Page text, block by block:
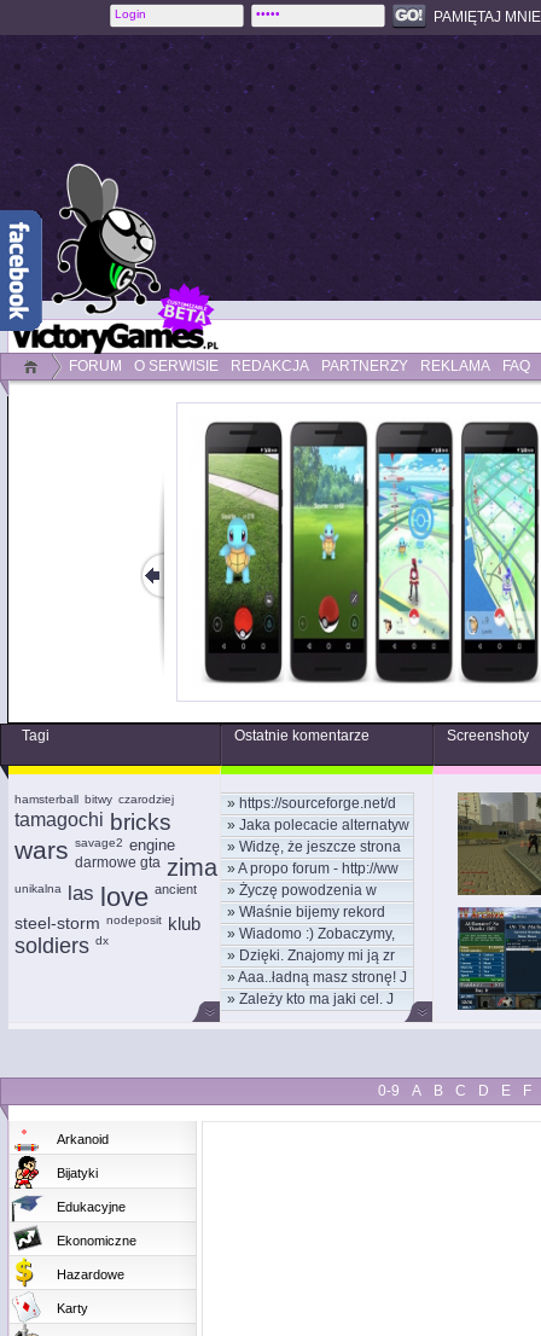
PAMIĘTAJ
FORUM O SERWISIE REDAKCJA PARTNERZY REKLAMA FAQ
Tagi Ostatnie komentarze Screenshoty
hamsterball bitwy czarodziej
tamagochi bricks
wars savage2 engine
darmowe gta zima
unikalna las love ancient
steel-storm nodeposit klub
soldiers dx
» https://sourceforge.net/d
» Jaka polecacie alternatyw
» Widzę, że jeszcze strona
»A propo forum - http://ww
» Życzę powodzenia w
nowym
» Właśnie bijemy rekord
kom
» Wiadomo :) Zobaczymy,
moż
» Dzięki. Znajomy mi ją zr
»Aaa..ładną masz stronę! J
» Zależy kto ma jaki cel. J
0-9 A B C D E F
Arkanoid
Bijatyki
Edukacyjne
Ekonomiczne
Hazardowe
Karty